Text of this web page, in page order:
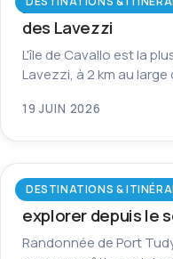
L’île de Cavallo en
des Lavezzi
L'île de Cavallo est la
Lavezzi, à 2 km au
19 JUIN 2026
DESTINATIONS &
Trou de l’Enfer à
explorer depuis le
Randonnée de Port